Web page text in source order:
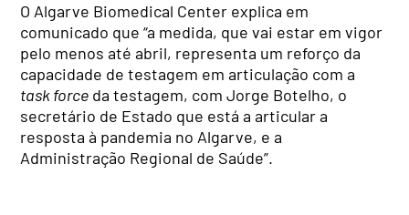
O Algarve Biomedical Center explica em
comunicado que “a medida, que vai estar em vigor
pelo menos até abril, representa um reforço da
capacidade de testagem em articulação com a
task force da testagem, com Jorge Botelho, o
secretário de Estado que está a articular a
resposta à pandemia no Algarve, e a
Administração Regional de Saúde”.